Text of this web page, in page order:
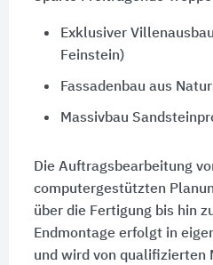
Exklusiver
Feinstein)
Fassadenbau aus
Massivbau
Die Auftragsbearbeitung
computergestützten
über die Fertigung bis hin
Endmontage erfolgt in
und wird von qualifizierten